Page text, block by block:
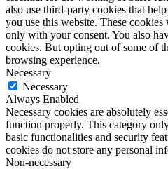
also use third-party cookies that
you use this website. These
only with your consent. You also
cookies. But opting out of some of
browsing experience.
Necessary
Necessary
Always Enabled
Necessary cookies are absolutely
function properly. This category
basic functionalities and security
cookies do not store any personal
Non-necessary